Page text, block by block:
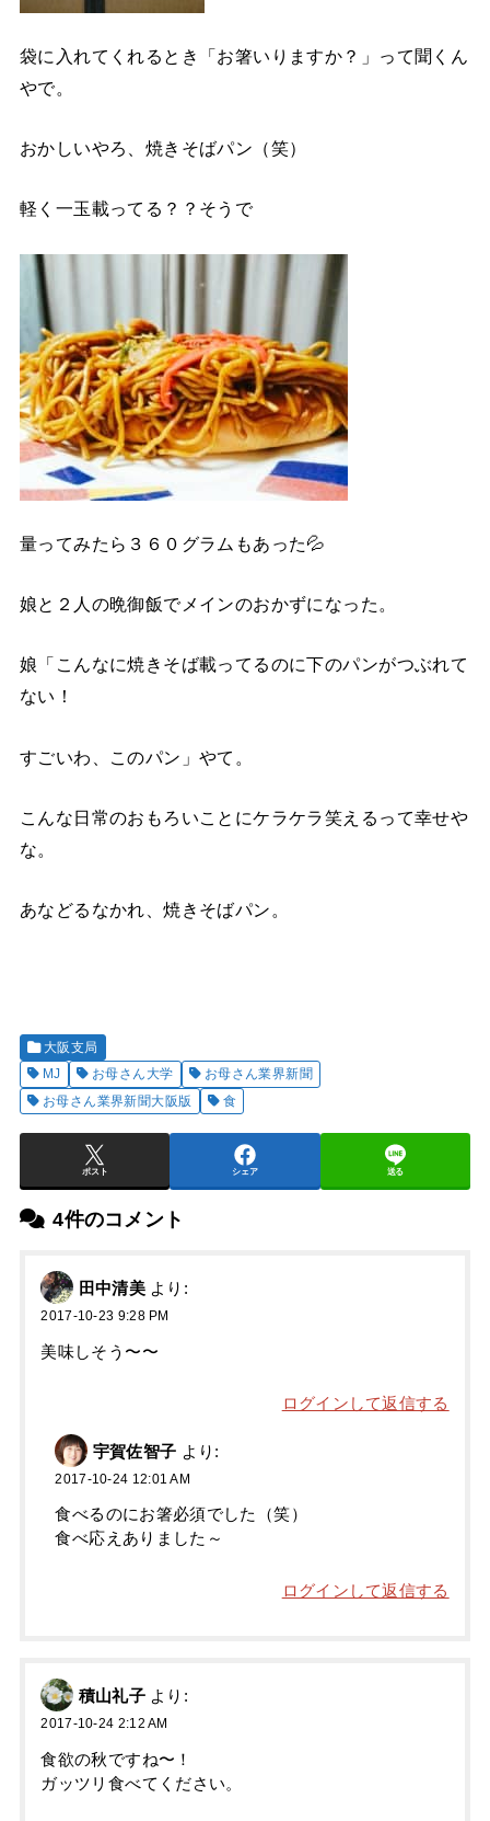
袋に入れてくれるとき「お箸いりますか？」って聞くん
やで。
おかしいやろ、焼きそばパン（笑）
軽く一玉載ってる？？そうで
量ってみたら３６０グラムもあった💦
娘と２人の晩御飯でメインのおかずになった。
娘「こんなに焼きそば載ってるのに下のパンがつぶれて
ない！
すごいわ、このパン」やて。
こんな日常のおもろいことにケラケラ笑えるって幸せや
な。
あなどるなかれ、焼きそばパン。
大阪支局
MJ
お母さん大学
お母さん業界新聞
お母さん業界新聞大阪版
食
ポスト シェア 送る
4件のコメント
田中清美 より:
2017-10-23 9:28 PM
美味しそう〜〜
ログインして返信する
宇賀佐智子 より:
2017-10-24 12:01 AM
食べるのにお箸必須でした（笑）
食べ応えありました～
ログインして返信する
積山礼子 より:
2017-10-24 2:12 AM
食欲の秋ですね〜！
ガッツリ食べてください。